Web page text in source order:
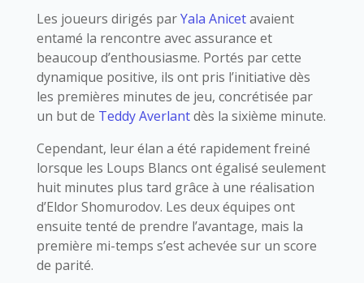
Les joueurs dirigés parYala Anicetavaient
entamé la rencontre avec assurance et
beaucoup d’enthousiasme. Portés par cette
dynamique positive, ils ont pris l’initiative dès
les premières minutes de jeu, concrétisée par
un but de Teddy Averlantdès la sixième minute.
Cependant, leur élan a été rapidement freiné
lorsque les Loups Blancs ont égalisé seulement
huit minutes plus tard grâce à une réalisation
d’Eldor Shomurodov. Les deux équipes ont
ensuite tenté de prendre l’avantage, mais la
première mi-temps s’est achevée sur un score
de parité.